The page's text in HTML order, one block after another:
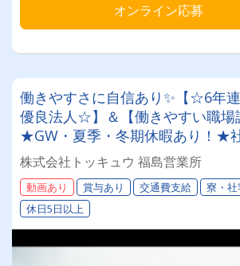
オンライン応募
働きやすさに自信あり✨【☆6年
優良法人☆】＆【働きやすい職
★GW・夏季・冬期休暇あり！★
を大切にする昭和34年設立の安定
大歓迎！7tドライバー＞
株式会社トッキュウ 福島営業所
動画あり 賞与あり 交通費支給
寮・社
休日5日以上